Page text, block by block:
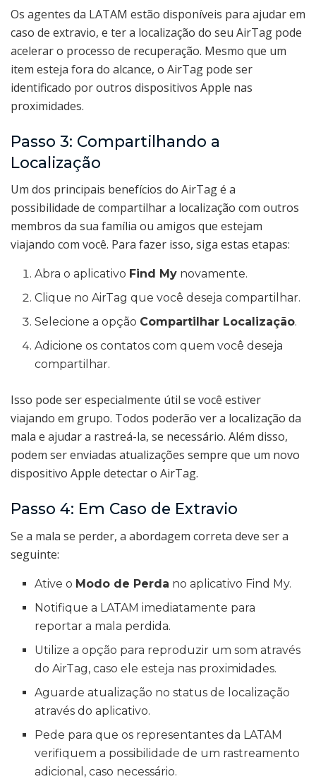
Os agentes da LATAM estão disponíveis para ajudar em
caso de extravio, e ter a localização do seu AirTag pode
acelerar o processo de recuperação. Mesmo que um
item esteja fora do alcance, o AirTag pode ser
identificado por outros dispositivos Apple nas
proximidades.
Passo 3: Compartilhando a
Localização
Um dos principais benefícios do AirTag é a
possibilidade de compartilhar a localização com outros
membros da sua família ou amigos que estejam
viajando com você. Para fazer isso, siga estas etapas:
Abra o aplicativo Find My novamente.
Clique no AirTag que você deseja compartilhar.
Selecione a opção Compartilhar Localização.
Adicione os contatos com quem você deseja
compartilhar.
Isso pode ser especialmente útil se você estiver
viajando em grupo. Todos poderão ver a localização da
mala e ajudar a rastreá-la, se necessário. Além disso,
podem ser enviadas atualizações sempre que um novo
dispositivo Apple detectar o AirTag.
Passo 4: Em Caso de Extravio
Se a mala se perder, a abordagem correta deve ser a
seguinte:
Ative o Modo de Perda no aplicativo Find My.
Notifique a LATAM imediatamente para
reportar a mala perdida.
Utilize a opção para reproduzir um som através
do AirTag, caso ele esteja nas proximidades.
Aguarde atualização no status de localização
através do aplicativo.
Pede para que os representantes da LATAM
verifiquem a possibilidade de um rastreamento
adicional, caso necessário.